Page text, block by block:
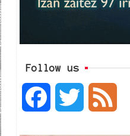
Follow us